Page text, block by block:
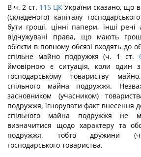
В ч. 2 ст. 115 ЦКУкраїни сказано, що
(складеного) капіталу
бути гроші, цінні папери, інші речі
відчужувані права, що мають
об'єкти в повному обсязі входять до
спільне майно подружжя (ч. 1 ст.
ймовірною є ситуація, коли один
господарському товариству
спільного майна подружжя.
засновником (учасником)
подружжя, ігнорувати факт внесення
спільного майна подружжя не
визначитися щодо характеру та
подружжя, тобто дружини
господарського товариства.